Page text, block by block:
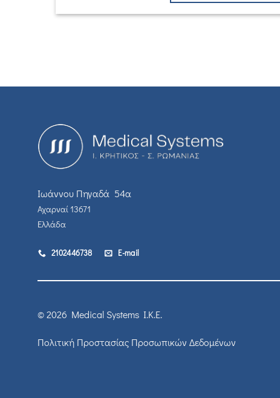
Ιωάννου Πηγαδά 54α
Αχαρναί 13671
Ελλάδα
2102446738 E-mail
© 2026 Medical Systems I.K.E.
Πολιτική Προστασίας Προσωπικών Δεδομένων